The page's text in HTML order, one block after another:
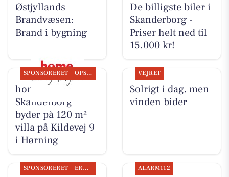
Østjyllands
Brandvæsen:
Brand i bygning
De billigste biler i
Skanderborg -
Priser helt ned til
15.000 kr!
SPONSORERET OPSLAGSTAVLEN
home
Skanderborg
byder på 120 m²
villa på Kildevej 9
i Hørning
VEJRET
Solrigt i dag, men
vinden bider
SPONSORERET ERHVERV ALARM112